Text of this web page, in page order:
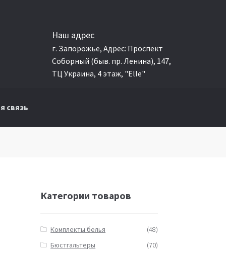
Наш адрес
г. Запорожье, Адрес: Проспект
Соборный (быв. пр. Ленина), 147,
ТЦ Украина, 4 этаж, "Elle"
связь
Категории товаров
Комплекты белья
(48)
Бюстгальтеры
(70)